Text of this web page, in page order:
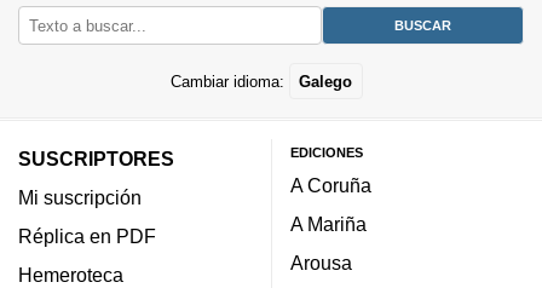
Cambiar idioma: Galego
SUSCRIPTORES
Mi suscripción
Réplica en PDF
Hemeroteca
EDICIONES
A Coruña
A Mariña
Arousa